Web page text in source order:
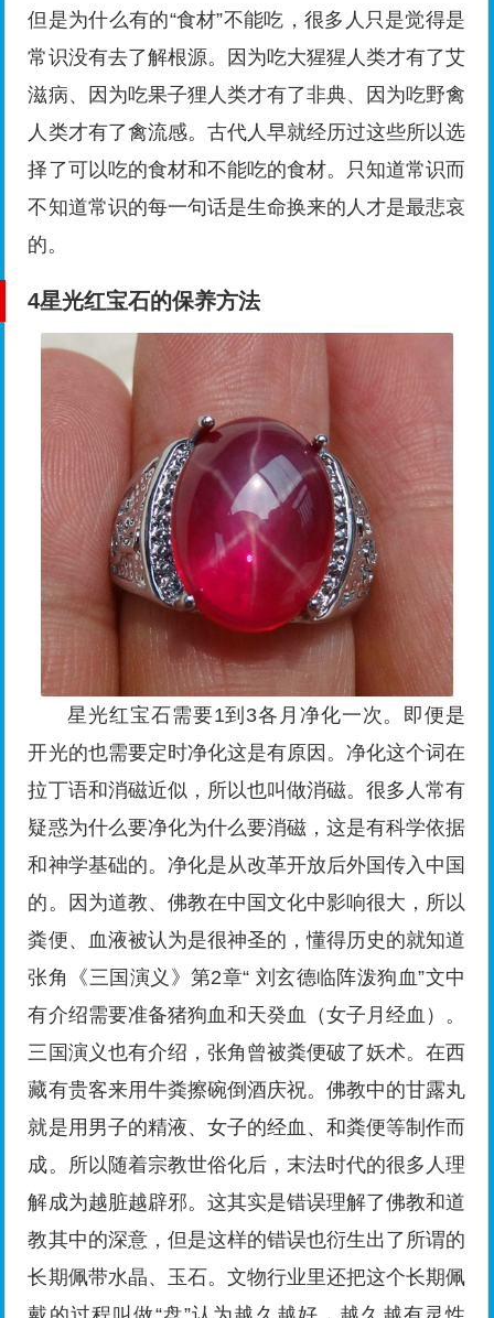
但是为什么有的“食材”不能吃，很多人只是觉得是
常识没有去了解根源。因为吃大猩猩人类才有了艾
滋病、因为吃果子狸人类才有了非典、因为吃野禽
人类才有了禽流感。古代人早就经历过这些所以选
择了可以吃的食材和不能吃的食材。只知道常识而
不知道常识的每一句话是生命换来的人才是最悲哀
的。
4星光红宝石的保养方法
星光红宝石需要1到3各月净化一次。即便是
开光的也需要定时净化这是有原因。净化这个词在
拉丁语和消磁近似，所以也叫做消磁。很多人常有
疑惑为什么要净化为什么要消磁，这是有科学依据
和神学基础的。净化是从改革开放后外国传入中国
的。因为道教、佛教在中国文化中影响很大，所以
粪便、血液被认为是很神圣的，懂得历史的就知道
张角《三国演义》第2章“ 刘玄德临阵泼狗血”文中
有介绍需要准备猪狗血和天癸血（女子月经血）。
三国演义也有介绍，张角曾被粪便破了妖术。在西
藏有贵客来用牛粪擦碗倒酒庆祝。佛教中的甘露丸
就是用男子的精液、女子的经血、和粪便等制作而
成。所以随着宗教世俗化后，末法时代的很多人理
解成为越脏越辟邪。这其实是错误理解了佛教和道
教其中的深意，但是这样的错误也衍生出了所谓的
长期佩带水晶、玉石。文物行业里还把这个长期佩